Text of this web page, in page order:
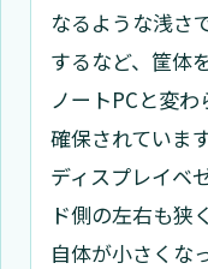
なるような浅さ
するなど、筐体
ノートPCと変
確保されています
ディスプレイベ
ド側の左右も狭
自体が小さくな